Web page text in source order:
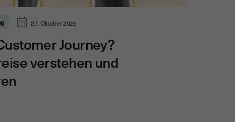
27. Oktober 2025
Journey?
verstehen und